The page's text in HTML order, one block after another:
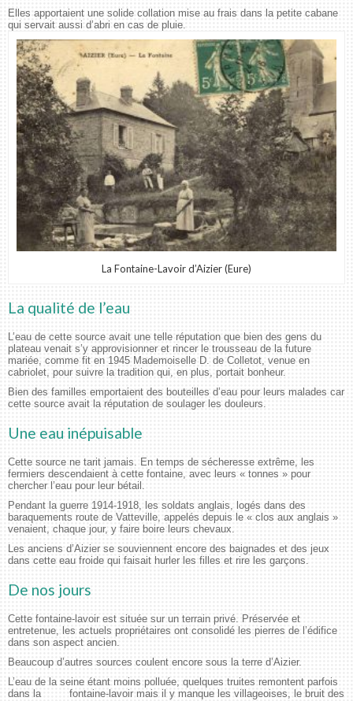
Elles apportaient une solide collation mise au frais dans la petite cabane
qui servait aussi d’abri en cas de pluie.
La Fontaine-Lavoir d’Aizier (Eure)
La qualité de l’eau
L’eau de cette source avait une telle réputation que bien des gens du
plateau venait s’y approvisionner et rincer le trousseau de la future
mariée, comme fit en 1945 Mademoiselle D. de Colletot, venue en
cabriolet, pour suivre la tradition qui, en plus, portait bonheur.
Bien des familles emportaient des bouteilles d’eau pour leurs malades car
cette source avait la réputation de soulager les douleurs.
Une eau inépuisable
Cette source ne tarit jamais. En temps de sécheresse extrême, les
fermiers descendaient à cette fontaine, avec leurs « tonnes » pour
chercher l’eau pour leur bétail.
Pendant la guerre 1914-1918, les soldats anglais, logés dans des
baraquements route de Vatteville, appelés depuis le « clos aux anglais »
venaient, chaque jour, y faire boire leurs chevaux.
Les anciens d’Aizier se souviennent encore des baignades et des jeux
dans cette eau froide qui faisait hurler les filles et rire les garçons.
De nos jours
Cette fontaine-lavoir est située sur un terrain privé. Préservée et
entretenue, les actuels propriétaires ont consolidé les pierres de l’édifice
dans son aspect ancien.
Beaucoup d’autres sources coulent encore sous la terre d’Aizier.
L’eau de la seine étant moins polluée, quelques truites remontent parfois
dans la fontaine-lavoir mais il y manque les villageoises, le bruit des